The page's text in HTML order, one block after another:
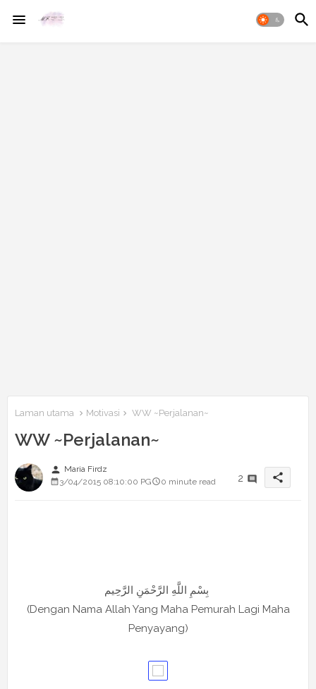
Laman utama Motivasi WW ~Perjalanan~
WW ~Perjalanan~
person Maria Firdz
3/04/2015 08:10:00 PG
0 minute read 2 share
(Dengan Nama Allah Yang Maha Pemurah Lagi Maha
Penyayang)